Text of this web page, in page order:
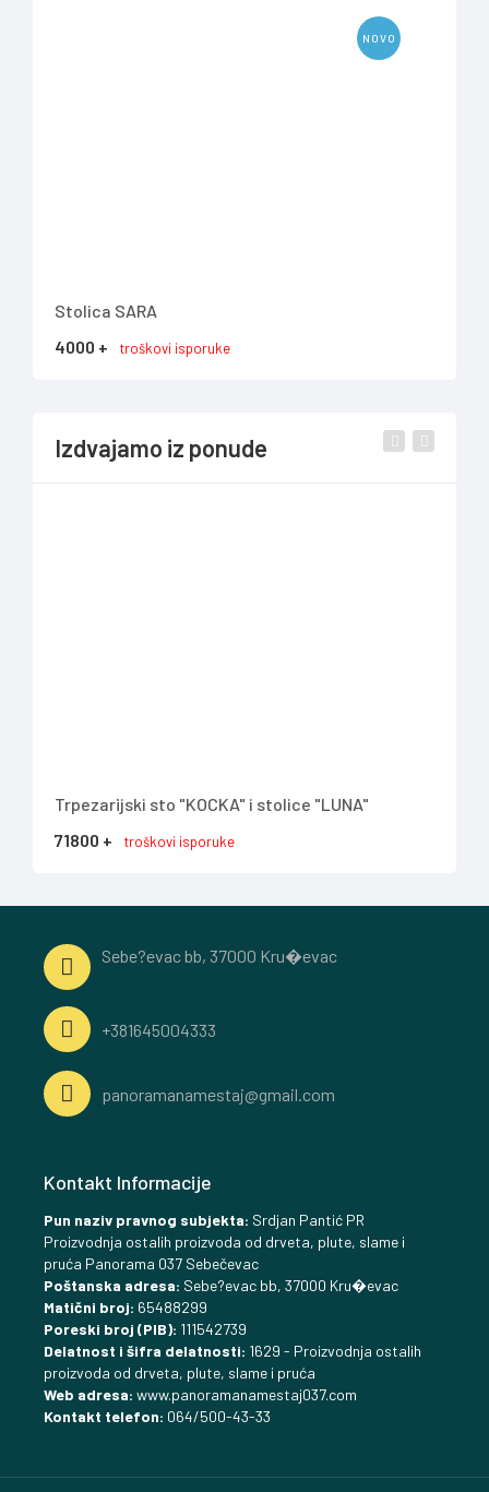
NOVO
Stolica SARA
4000 +
troškovi isporuke
Izdvajamo iz ponude
Trpezarijski sto "KOCKA" i stolice "LUNA"
71800 +
troškovi isporuke
Sebe?evac bb, 37000 Kru�evac
+381645004333
panoramanamestaj@gmail.com
Kontakt Informacije
Pun naziv pravnog subjekta: Srdjan Pantić PR
Proizvodnja ostalih proizvoda od drveta, plute, slame i
pruća Panorama 037 Sebečevac
Poštanska adresa: Sebe?evac bb, 37000 Kru�evac
Matični broj: 65488299
Poreski broj (PIB): 111542739
Delatnost i šifra delatnosti: 1629 - Proizvodnja ostalih
proizvoda od drveta, plute, slame i pruća
Web adresa: www.panoramanamestaj037.com
Kontakt telefon: 064/500-43-33